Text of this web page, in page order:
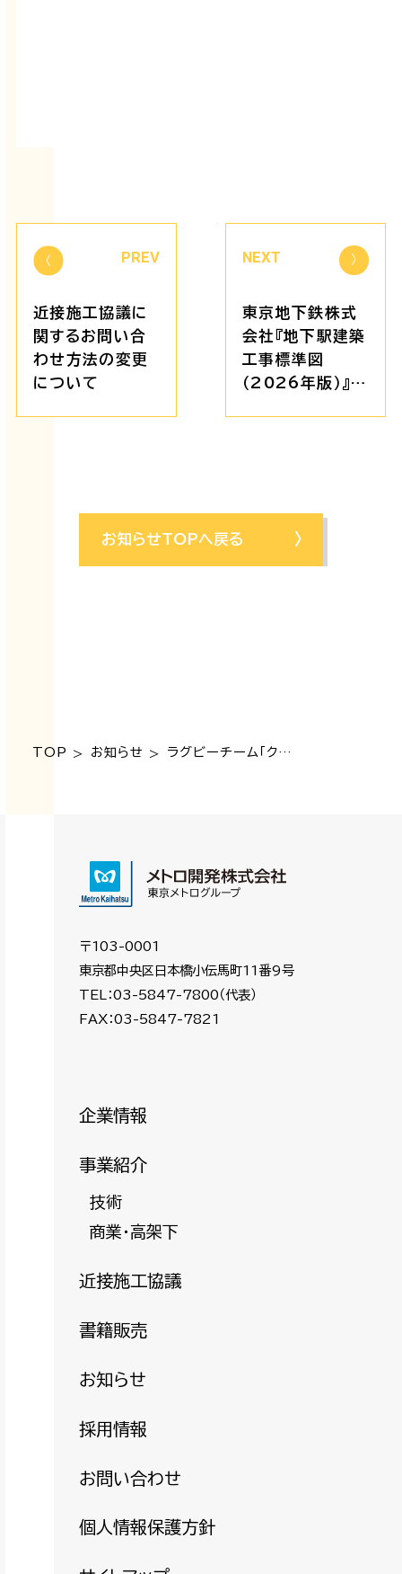
PREV
近接施工協議に
関するお問い合
わせ方法の変更
について
NEXT
東京地下鉄株式
会社『地下駅建築
工事標準図
（2026年版）』な
り販売開始いた
します。
お知らせTOPへ戻る
TOP > お知らせ > ラグビーチーム「クボタスピアーズ船橋・東京ベイ」とパートナーシップ契約を締結しました！
〒103-0001
東京都中央区日本橋小伝馬町11番9号
TEL：03-5847-7800（代表）
FAX：03-5847-7821
企業情報
事業紹介
技術
商業・高架下
近接施工協議
書籍販売
お知らせ
採用情報
お問い合わせ
個人情報保護方針